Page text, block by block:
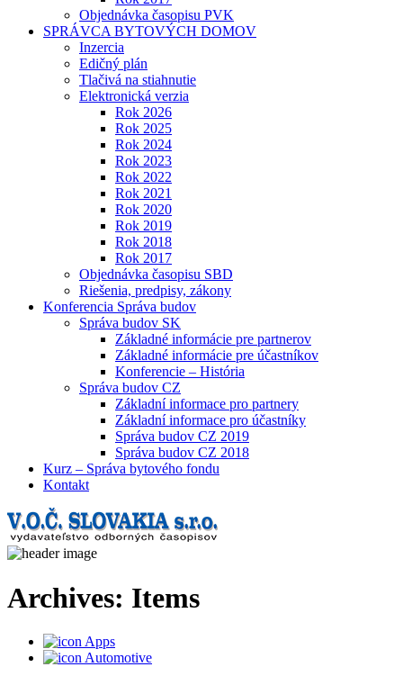
Objednávka časopisu PVK
SPRÁVCA BYTOVÝCH DOMOV
Inzercia
Edičný plán
Tlačivá na stiahnutie
Elektronická verzia
Rok 2026
Rok 2025
Rok 2024
Rok 2023
Rok 2022
Rok 2021
Rok 2020
Rok 2019
Rok 2018
Rok 2017
Objednávka časopisu SBD
Riešenia, predpisy, zákony
Konferencia Správa budov
Správa budov SK
Základné informácie pre partnerov
Základné informácie pre účastníkov
Konferencie – História
Správa budov CZ
Základní informace pro partnery
Základní informace pro účastníky
Správa budov CZ 2019
Správa budov CZ 2018
Kurz – Správa bytového fondu
Kontakt
Archives: Items
Apps
Automotive